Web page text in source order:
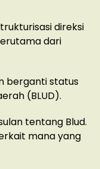
direksi
dari
berganti status
(BLUD).
tentang Blud.
mana yang